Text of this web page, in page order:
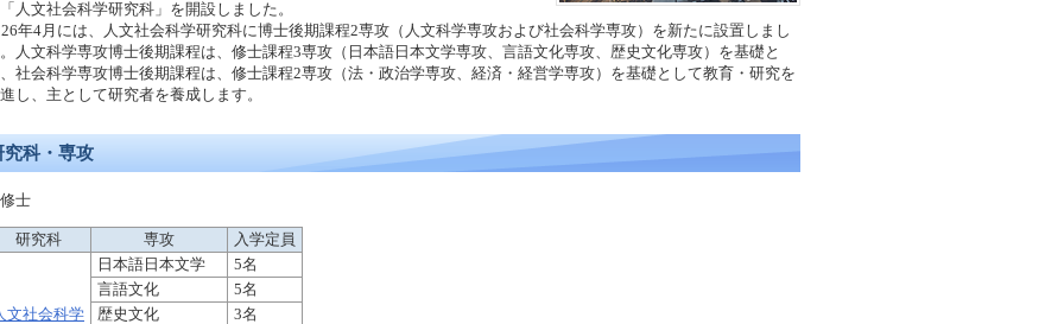
人文社会科学研究科」を開設しました。
年4月には、人文社会科学研究科に博士後期課程2専攻（人文科学専攻および社会科学専攻）を新たに設置しまし
人文科学専攻博士後期課程は、修士課程3専攻（日本語日本文学専攻、言語文化専攻、歴史文化専攻）を基礎と
社会科学専攻博士後期課程は、修士課程2専攻（法・政治学専攻、経済・経営学専攻）を基礎として教育・研究を
し、主として研究者を養成します。
究科・専攻
士
研究科 専攻 入学定員
文社会科学
日本語日本文学
5名
言語文化
5名
歴史文化
3名